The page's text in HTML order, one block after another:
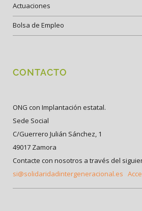
Actuaciones
Bolsa de Empleo
CONTACTO
ONG con Implantación estatal.
Sede Social
C/Guerrero Julián Sánchez, 1
49017 Zamora
Contacte con nosotros a través del
si@solidaridadintergeneracional.es